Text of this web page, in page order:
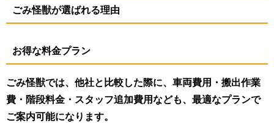
ごみ怪獣が選ばれる理由
お得な料金プラン
ごみ怪獣では、他社と比較した際に、車両費用・搬出作業
費・階段料金・スタッフ追加費用なども、最適なプランで
ご案内可能になります。